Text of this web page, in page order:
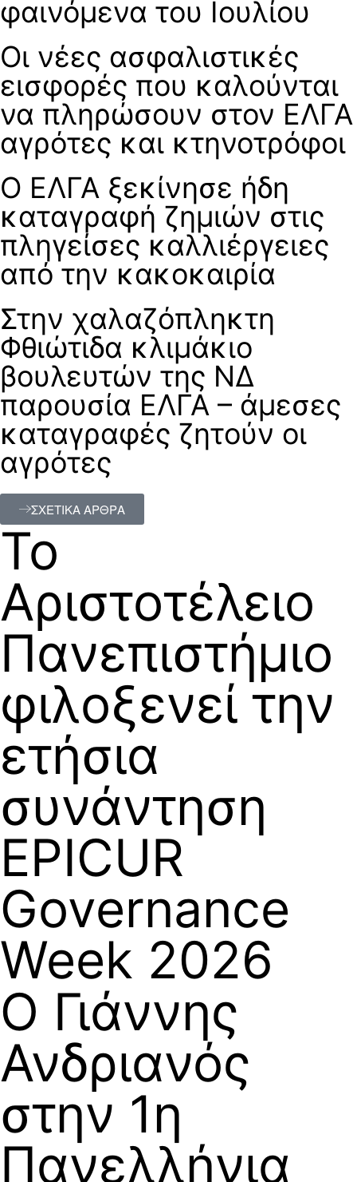
φαινόμενα του Ιουλίου
Οι νέες ασφαλιστικές
εισφορές που καλούνται
να πληρώσουν στον ΕΛΓΑ
αγρότες και κτηνοτρόφοι
Ο ΕΛΓΑ ξεκίνησε ήδη
καταγραφή ζημιών στις
πληγείσες καλλιέργειες
από την κακοκαιρία
Στην χαλαζόπληκτη
Φθιώτιδα κλιμάκιο
βουλευτών της ΝΔ
παρουσία ΕΛΓΑ – άμεσες
καταγραφές ζητούν οι
αγρότες
ΣΧΕΤΙΚΑ ΑΡΘΡΑ
Το
Αριστοτέλειο
Πανεπιστήμιο
φιλοξενεί την
ετήσια
συνάντηση
EPICUR
Governance
Week 2026
Ο Γιάννης
Ανδριανός
στην 1η
Πανελλήνια